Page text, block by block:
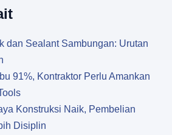
dan Sealant Sambungan: Urutan
91%, Kontraktor Perlu Amankan
Konstruksi Naik, Pembelian
Disiplin